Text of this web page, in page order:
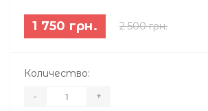
1 750 грн. 2 500 грн.
Количество:
- +